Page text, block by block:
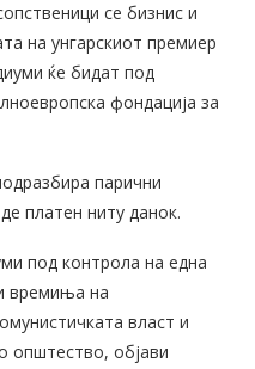
се бизнис и
на унгарскиот премиер
ќе бидат под
фондација за
парични
платен ниту данок.
под контрола на една
времиња на
власт и
општество, објави